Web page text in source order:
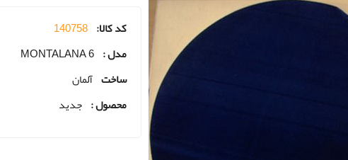
کد کالا: 140758
مدل : MONTALANA 6
ساخت آلمان
محصول : جدید